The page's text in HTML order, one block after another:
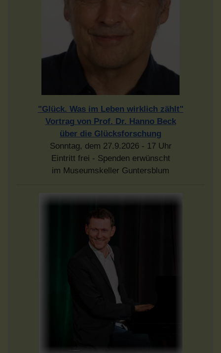
"Glück. Was im Leben wirklich zählt"
Vortrag von Prof. Dr. Hanno Beck
über die Glücksforschung
Sonntag, dem 27.9.2026 - 17 Uhr
Eintritt frei - Spenden erwünscht
im Museumskeller Guntersblum